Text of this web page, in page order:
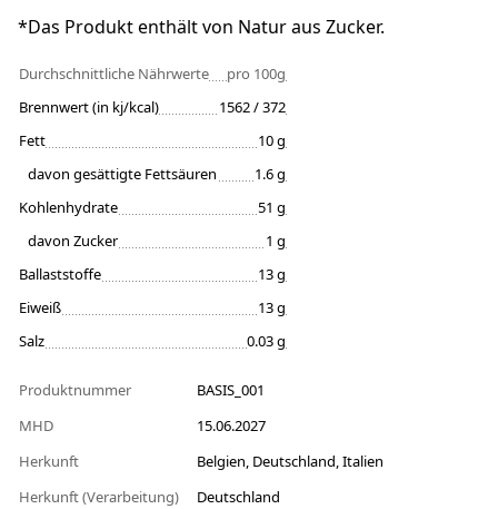
*Das Produkt enthält von Natur aus Zucker.
Durchschnittliche Nährwerte
pro 100g
Brennwert (in kj/kcal)
1562 / 372
Fett
10 g
davon gesättigte Fettsäuren
1.6 g
Kohlenhydrate
51 g
davon Zucker
1 g
Ballaststoffe
13 g
Eiweiß
13 g
Salz
0.03 g
Produktnummer
BASIS_001
MHD
15.06.2027
Herkunft
Belgien, Deutschland, Italien
Herkunft (Verarbeitung)
Deutschland